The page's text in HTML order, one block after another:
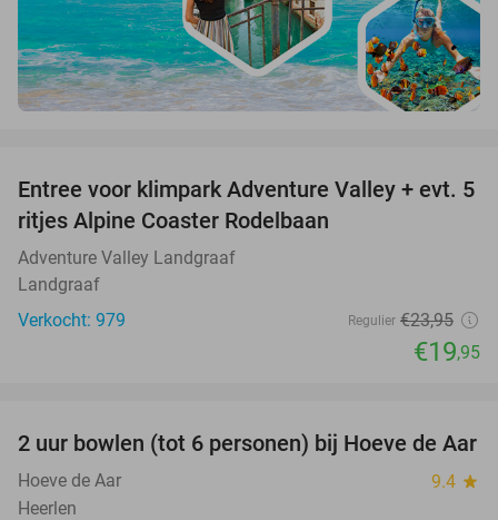
17%
Entree voor klimpark Adventure Valley + evt. 5
ritjes Alpine Coaster Rodelbaan
Adventure Valley Landgraaf
Landgraaf
Verkocht: 979
Regulier €23,95
€19,95
50%
2 uur bowlen (tot 6 personen) bij Hoeve de Aar
Hoeve de Aar 9.4 star
Heerlen